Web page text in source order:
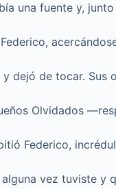
una fuente y,
dejó de tocar. Sus
Olvidados
Federico,
vez tuviste y